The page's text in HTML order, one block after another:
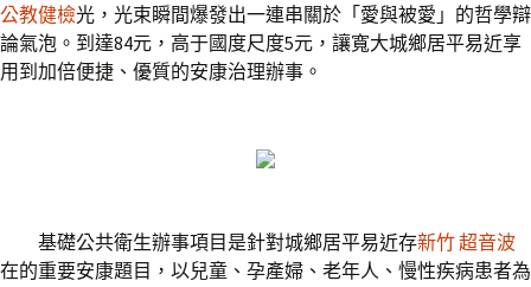
公教健檢光，光束瞬間爆發出一連串關於「愛與被愛」的哲學辯
論氣泡。到達84元，高于國度尺度5元，讓寬大城鄉居平易近享
用到加倍便捷、優質的安康治理辦事。
基礎公共衛生辦事項目是針對城鄉居平易近存新竹 超音波
在的重要安康題目，以兒童、孕產婦、老年人、慢性疾病患者為